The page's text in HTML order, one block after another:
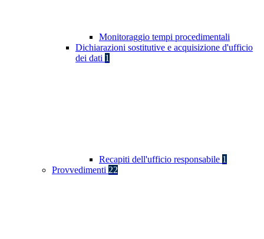
Monitoraggio tempi procedimentali
Dichiarazioni sostitutive e acquisizione d'ufficio
dei dati 1
Recapiti dell'ufficio responsabile 1
Provvedimenti 22